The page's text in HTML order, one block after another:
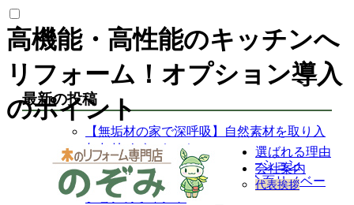
高機能・高性能のキッチンへ
リフォーム！オプション導入
のポイント
選ばれる理由
会社案内
代表挨拶
最新の投稿
【無垢材の家で深呼吸】自然素材を取り入
れたリノベーション
後悔しない中古住宅のリノベーション
【暮らしの質を底上げする】全面リノベー
ションのポイント